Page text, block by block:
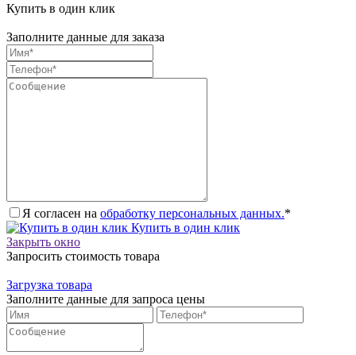
Купить в один клик
Заполните данные для заказа
Я согласен на обработку персональных данных.*
Купить в один клик
Закрыть окно
Запросить стоимость товара
Загрузка товара
Заполните данные для запроса цены